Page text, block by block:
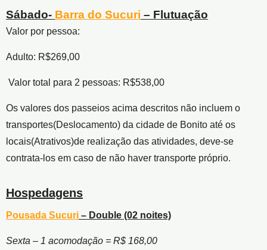
Sábado- Barra do Sucuri – Flutuação
Valor por pessoa:
Adulto: R$269,00
Valor total para 2 pessoas: R$538,00
Os valores dos passeios acima descritos não incluem o
transportes(Deslocamento) da cidade de Bonito até os
locais(Atrativos)de realização das atividades, deve-se
contrata-los em caso de não haver transporte próprio.
Hospedagens
Pousada Sucuri – Double (02 noites)
Sexta – 1 acomodação = R$ 168,00